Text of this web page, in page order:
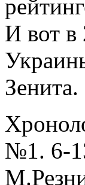
И вот в
Зенита.
№1. 6-